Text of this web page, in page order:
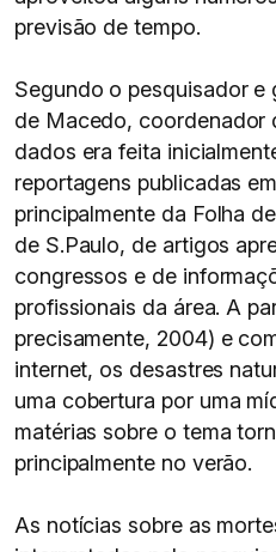
previsão de tempo.
Segundo o pesquisador
de Macedo, coordenador
dados era feita
reportagens publicadas
principalmente da Folha
de S.Paulo, de artigos
congressos e de
profissionais da área. A
precisamente, 2004) e
internet, os desastres
uma cobertura por uma
matérias sobre o tema
principalmente no verão.
As notícias sobre as